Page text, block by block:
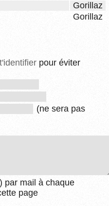
Gorillaz
Gorillaz
t'identifier pour éviter
(ne sera pas
par mail à chaque
page